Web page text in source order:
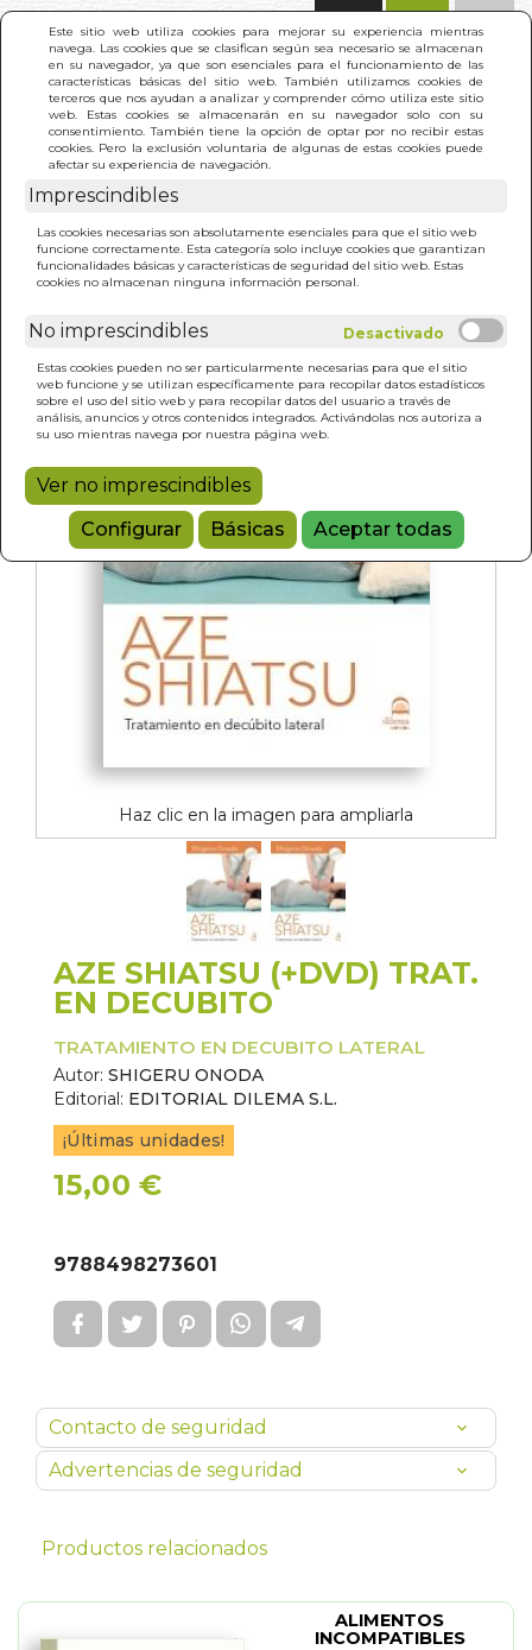
Este sitio web utiliza cookies para mejorar su experiencia mientras
navega. Las cookies que se clasifican según sea necesario se almacenan
en su navegador, ya que son esenciales para el funcionamiento de las
características básicas del sitio web. También utilizamos cookies de
terceros que nos ayudan a analizar y comprender cómo utiliza este sitio
web. Estas cookies se almacenarán en su navegador solo con su
consentimiento. También tiene la opción de optar por no recibir estas
cookies. Pero la exclusión voluntaria de algunas de estas cookies puede
afectar su experiencia de navegación.
Imprescindibles
Las cookies necesarias son absolutamente esenciales para que el sitio web
funcione correctamente. Esta categoría solo incluye cookies que garantizan
funcionalidades básicas y características de seguridad del sitio web. Estas
cookies no almacenan ninguna información personal.
No imprescindibles
Estas cookies pueden no ser particularmente necesarias para que el sitio
web funcione y se utilizan específicamente para recopilar datos estadísticos
sobre el uso del sitio web y para recopilar datos del usuario a través de
análisis, anuncios y otros contenidos integrados. Activándolas nos autoriza a
su uso mientras navega por nuestra página web.
Ver no imprescindibles
Configurar
Básicas Aceptar todas
INICIO >
Haz clic en la imagen para ampliarla
AZE SHIATSU (+DVD) TRAT.
EN DECUBITO
TRATAMIENTO EN DECUBITO LATERAL
Autor: SHIGERU ONODA
Editorial: EDITORIAL DILEMA S.L.
¡Últimas unidades!
15,00 €
9788498273601
Contacto de seguridad
Advertencias de seguridad
Productos relacionados
ALIMENTOS
INCOMPATIBLES